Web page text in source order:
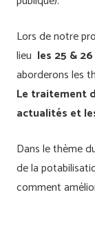
Lors de notre
lieu les 25 &
aborderons les
Le traitement
actualités et
Dans le thème
de la
comment